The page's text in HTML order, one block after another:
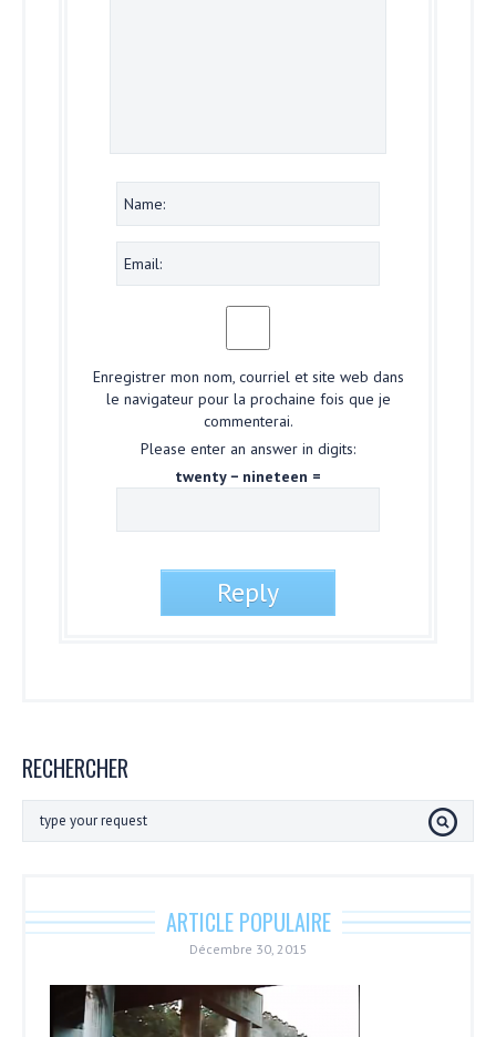
Enregistrer mon nom, courriel et site web dans
le navigateur pour la prochaine fois que je
commenterai.
Please enter an answer in digits:
twenty − nineteen =
RECHERCHER
ARTICLE POPULAIRE
Décembre 30, 2015